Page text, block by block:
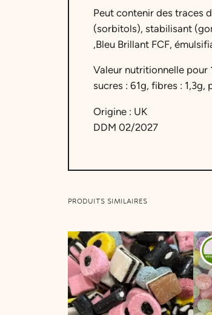
Peut contenir des traces
(sorbitols), stabilisant
,Bleu Brillant FCF,
Valeur nutritionnelle pour
sucres : 61g, fibres :
Origine : UK
DDM 02/2027
PRODUITS SIMILAIRES